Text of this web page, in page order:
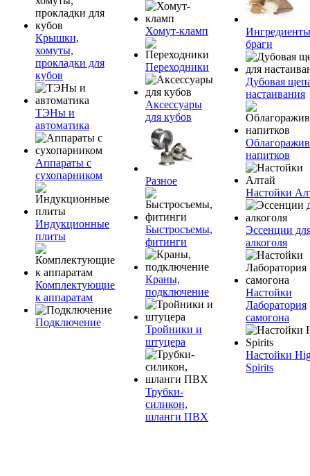
Крышки,
хомуты,
прокладки для
кубов
ТЭНы и
автоматика
Аппараты с
сухопарником
Индукционные
плиты
Комплектующие
к аппаратам
Подключение
Хомут-кламп
Переходники
Аксессуары
для кубов
Разное
Быстросъемы,
фитинги
Краны,
подключение
Тройники и
штуцера
Трубки-
силикон,
шланги ПВХ
браги
Дубовая
настаивания
напитков
Настойки
Эссенции
алкоголя
Настойки
Лаборатория
самогона
Настойки
Spirits